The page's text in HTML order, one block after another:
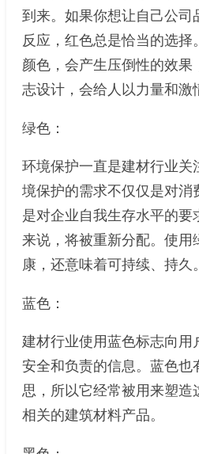
到来。如果你想让自己公司
反应，红色总是恰当的选择
颜色，会产生压倒性的效果
志设计，会给人以力量和激
绿色：
环境保护一直是建材行业关
境保护的需求不仅仅是对消
是对企业自我生存水平的要
来说，将被重新分配。使用
康，还意味着可持续、持久。
蓝色：
建材行业使用蓝色标志向用
安全和负责的信息。蓝色也
思，所以它经常被用来塑造
相关的建筑材料产品。